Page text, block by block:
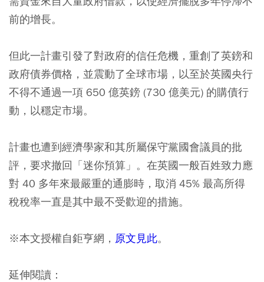
前的增長。
但此一計畫引發了對政府的信任危機，重創了英鎊和
政府債券價格，並震動了全球市場，以至於英國央行
不得不通過一項 650 億英鎊 (730 億美元) 的購債行
動，以穩定市場。
計畫也遭到經濟學家和其所屬保守黨國會議員的批
評，要求撤回「迷你預算」。在英國一般百姓致力應
對 40 多年來最嚴重的通膨時，取消 45% 最高所得
稅稅率一直是其中最不受歡迎的措施。
※本文授權自鉅亨網， 原文見此。
延伸閱讀：